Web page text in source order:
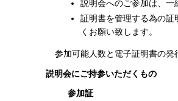
説明会へのご参加は、一
証明書を管理する為の
くお願い致します。
参加可能人数と電子証明書の発
説明会にご持参いただくもの
参加証